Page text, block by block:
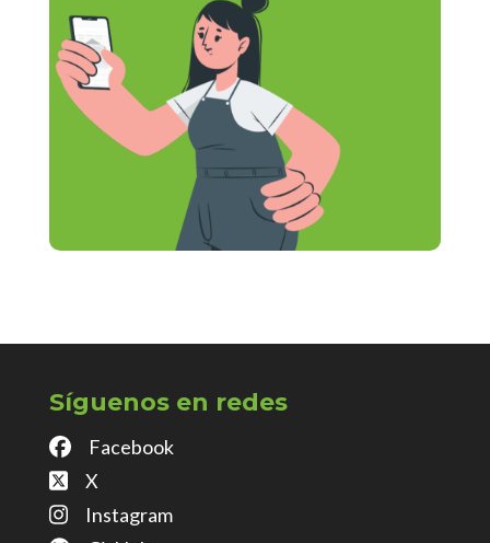
Síguenos en redes
Facebook
X
Instagram